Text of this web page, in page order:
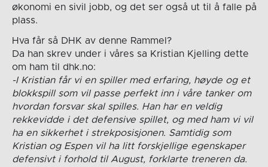
økonomi en sivil jobb, og det ser også ut til å falle på
plass.
Hva får så DHK av denne Rammel?
Da han skrev under i våres sa Kristian Kjelling dette
om ham til dhk.no:
-I Kristian får vi en spiller med erfaring, høyde og et
blokkspill som vil passe perfekt inn i våre tanker om
hvordan forsvar skal spilles. Han har en veldig
rekkevidde i det defensive spillet, og med ham vi vil
ha en sikkerhet i strekposisjonen. Samtidig som
Kristian og Espen vil ha litt forskjellige egenskaper
defensivt i forhold til August, forklarte treneren da.